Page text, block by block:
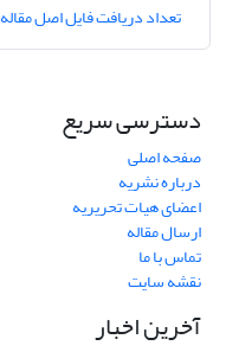
تعداد دریافت فایل اصل مقاله
دسترسی سریع
صفحه اصلی
درباره نشریه
اعضای هیات تحریریه
ارسال مقاله
تماس با ما
نقشه سایت
آخرین اخبار